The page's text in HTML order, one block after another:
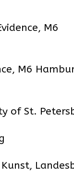
M6
M6
of St.